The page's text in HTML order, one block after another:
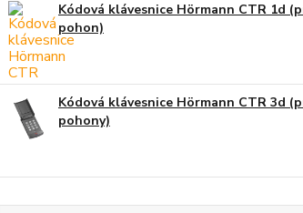
Kódová klávesnice Hörmann CTR 1d
pohon)
Kódová klávesnice Hörmann CTR 3d
pohony)